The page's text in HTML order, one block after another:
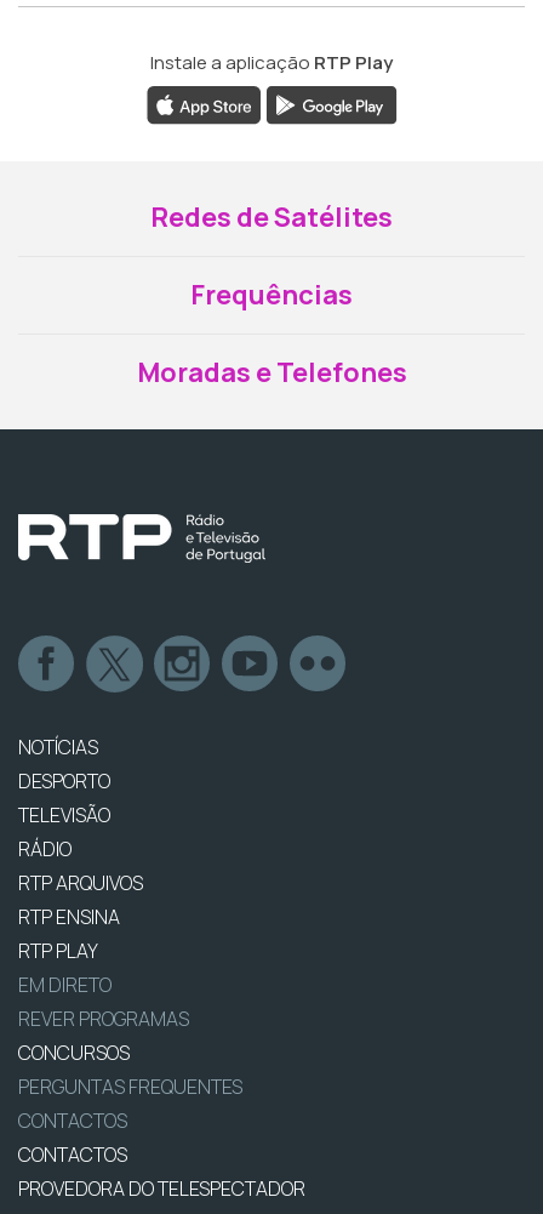
Instale a aplicação RTP Play
Redes de Satélites
Frequências
Moradas e Telefones
NOTÍCIAS
DESPORTO
TELEVISÃO
RÁDIO
RTP ARQUIVOS
RTP ENSINA
RTP PLAY
EM DIRETO
REVER PROGRAMAS
CONCURSOS
PERGUNTAS FREQUENTES
CONTACTOS
CONTACTOS
PROVEDORA DO TELESPECTADOR